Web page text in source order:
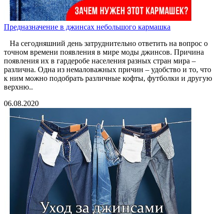
Предназначение в джинсах небольшого кармашка
На сегодняшний день затруднительно ответить на вопрос о
точном времени появления в мире моды джинсов. Причина
появления их в гардеробе населения разных стран мира –
различна. Одна из немаловажных причин – удобство и то, что
к ним можно подобрать различные кофты, футболки и другую
верхню..
06.08.2020